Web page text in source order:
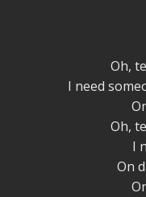
Oh,
I need
Oh,
I
On